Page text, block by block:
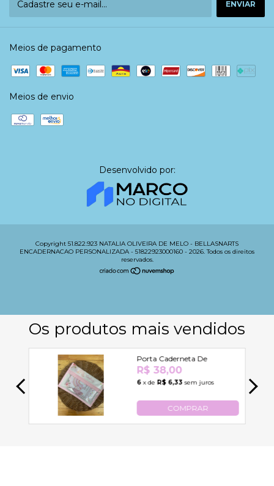
Meios de pagamento
Meios de envio
Desenvolvido por:
Copyright 51.822.923 NATALIA OLIVEIRA DE MELO - BELLASNARTS
ENCADERNACAO PERSONALIZADA - 51822923000160 - 2026. Todos os direitos
reservados.